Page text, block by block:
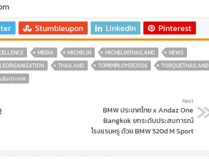
Stumbleupon LinkedIn
Pinterest
MEDIA MICHELIN MICHELINTHAILAND
NEWS
THAILAND TOPEMPLOYER2026
TORQUETHAILAND
ในประเทศ
Next
BMW ประเทศไทย x Andaz One
Bangkok ยกระดับประสบการณ์
โรงแรมหรู ด้วย BMW 520d M Sport